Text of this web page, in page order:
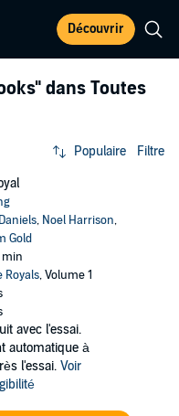
Découvrir
dans Toutes
Populaire Filtre
, Noel Harrison,
Gold
min
Royals, Volume 1
avec l'essai.
automatique à
l'essai. Voir